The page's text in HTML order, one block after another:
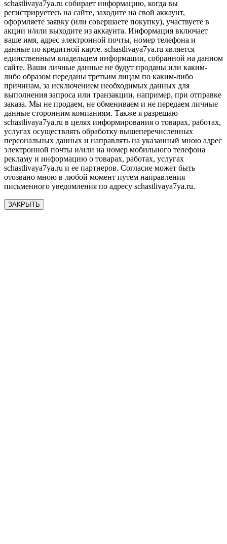
schastlivaya7ya.ru собирает информацию, когда вы
регистрируетесь на сайте, заходите на свой аккаунт,
оформляете заявку (или совершаете покупку), участвуете в
акции и/или выходите из аккаунта. Информация включает
ваше имя, адрес электронной почты, номер телефона и
данные по кредитной карте. schastlivaya7ya.ru является
единственным владельцем информации, собранной на данном
сайте. Ваши личные данные не будут проданы или каким-
либо образом переданы третьим лицам по каким-либо
причинам, за исключением необходимых данных для
выполнения запроса или транзакции, например, при отправке
заказа. Мы не продаем, не обмениваем и не передаем личные
данные сторонним компаниям. Также я разрешаю
schastlivaya7ya.ru в целях информирования о товарах, работах,
услугах осуществлять обработку вышеперечисленных
персональных данных и направлять на указанный мною адрес
электронной почты и/или на номер мобильного телефона
рекламу и информацию о товарах, работах, услугах
schastlivaya7ya.ru и ее партнеров. Согласие может быть
отозвано мною в любой момент путем направления
письменного уведомления по адресу schastlivaya7ya.ru.
ЗАКРЫТЬ